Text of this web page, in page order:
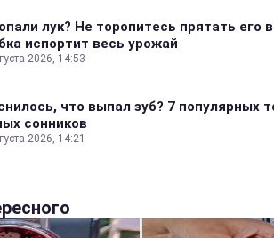
лук? Не торопитесь прятать его
испортит весь урожай
2026, 14:53
что выпал зуб? 7 популярных
сонников
2026, 14:21